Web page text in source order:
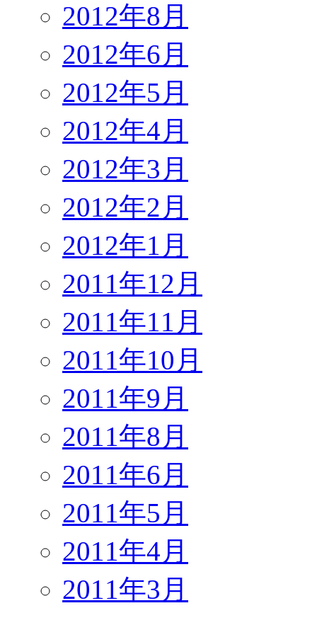
2012年8月
2012年6月
2012年5月
2012年4月
2012年3月
2012年2月
2012年1月
2011年12月
2011年11月
2011年10月
2011年9月
2011年8月
2011年6月
2011年5月
2011年4月
2011年3月